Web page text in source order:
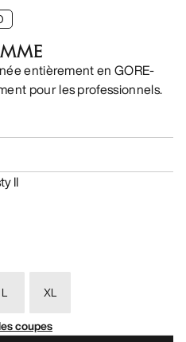
entièrement en GORE-
pour les professionnels.
II
L
XL
coupes